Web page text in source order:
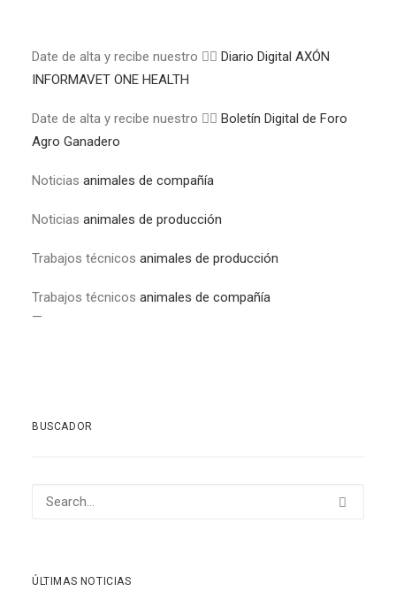
Date de alta y recibe nuestro 👉🏼 Diario Digital AXÓN
INFORMAVET ONE HEALTH
Date de alta y recibe nuestro 👉🏼 Boletín Digital de Foro
Agro Ganadero
Noticias animales de compañía
Noticias animales de producción
Trabajos técnicos animales de producción
Trabajos técnicos animales de compañía
—
BUSCADOR
ÚLTIMAS NOTICIAS